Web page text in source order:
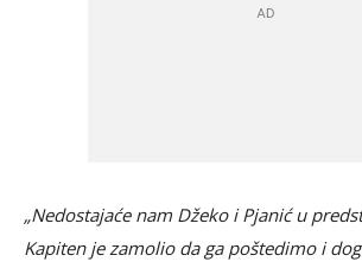
„Nedostajaće nam Džeko i Pjanić u
Kapiten je zamolio da ga poštedimo i